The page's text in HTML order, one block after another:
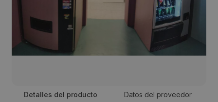
Detalles del producto Datos del proveedor